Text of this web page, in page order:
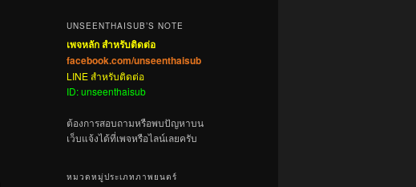
UNSEENTHAISUB’S NOTE
เพจหลัก สำหรับติดต่อ
facebook.com/unseenthaisub
LINE สำหรับติดต่อ
ID: unseenthaisub
ต้องการสอบถามหรือพบปัญหาบน
เว็บแจ้งได้ที่เพจหรือไลน์เลยครับ
หมวดหมู่ประเภทภาพยนตร์